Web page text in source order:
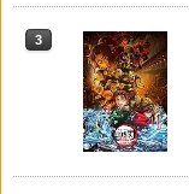
4
3